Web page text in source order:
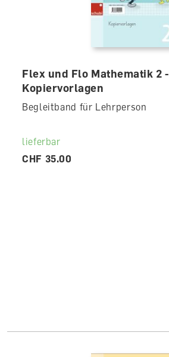
Flex und Flo Mathematik 2 -
Kopiervorlagen
Begleitband für Lehrperson
lieferbar
CHF 35.00